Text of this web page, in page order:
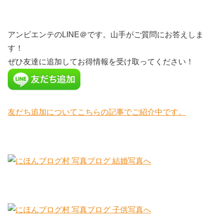
アンビエンテのLINE＠です。山手がご質問にお答えしま
す！
ぜひ友達に追加してお得情報を受け取ってください！
友だち追加についてこちらの記事でご紹介中です。